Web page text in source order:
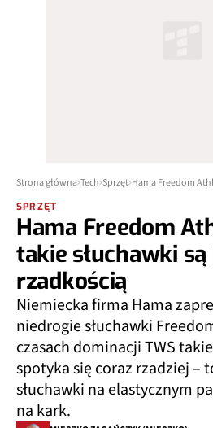
Strona główna Tech Sprzęt
SPRZĘT
Hama Freedom
takie słuchawki są
rzadkością
Niemiecka firma Hama
niedrogie słuchawki
czasach dominacji TWS
spotyka się coraz rzadziej –
słuchawki na elastycznym
na kark.